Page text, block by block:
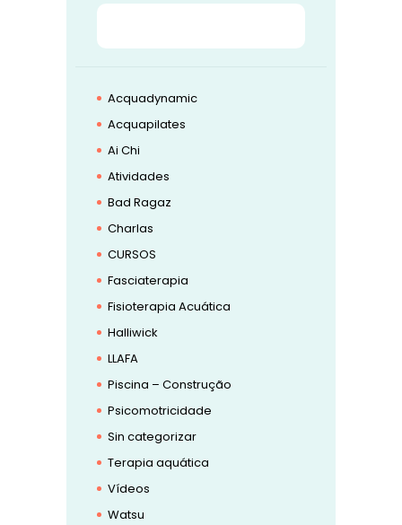
Acquadynamic
Acquapilates
Ai Chi
Atividades
Bad Ragaz
Charlas
CURSOS
Fasciaterapia
Fisioterapia Acuática
Halliwick
LLAFA
Piscina – Construção
Psicomotricidade
Sin categorizar
Terapia aquática
Vídeos
Watsu